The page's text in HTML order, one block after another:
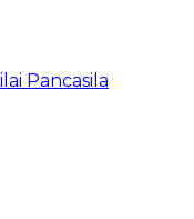
Pancasila